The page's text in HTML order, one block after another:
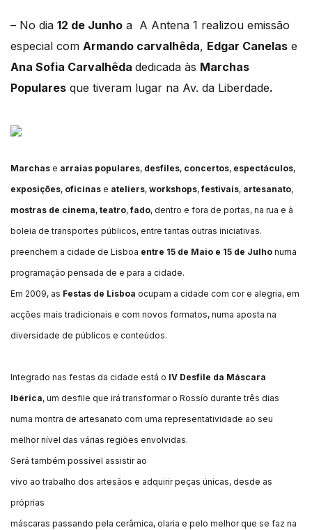
– No dia 12 de Junho a A Antena 1 realizou emissão
especial com Armando carvalhêda, Edgar Canelas e
Ana Sofia Carvalhêda dedicada às Marchas
Populares que tiveram lugar na Av. da Liberdade.
Marchas e arraias populares, desfiles, concertos, espectáculos,
exposições, oficinas e ateliers, workshops,festivais, artesanato,
mostras de cinema, teatro,fado, dentro e fora de portas, na rua e à
boleia de transportes públicos, entre tantas outras iniciativas.
preenchem a cidade de Lisboa entre 15 de Maio e 15 de Julho numa
programação pensada de e para a cidade.
Em 2009, as Festas de Lisboa ocupam a cidade com cor e alegria, em
acções mais tradicionais e com novos formatos, numa aposta na
diversidade de públicos e conteúdos.
Integrado nas festas da cidade está o IV Desfile da Máscara
Ibérica, um desfile que irá transformar o Rossío durante três dias
numa montra de artesanato com uma representatividade ao seu
melhor nível das várias regiões envolvidas.
Será também possível assistir ao
vivo ao trabalho dos artesãos e adquirir peças únicas, desde as
próprias
máscaras passando pela cerâmica, olaria e pelo melhor que se faz na